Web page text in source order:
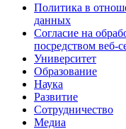
Политика в
данных
Согласие на
посредством веб-
Университет
Образование
Наука
Развитие
Сотрудничество
Медиа